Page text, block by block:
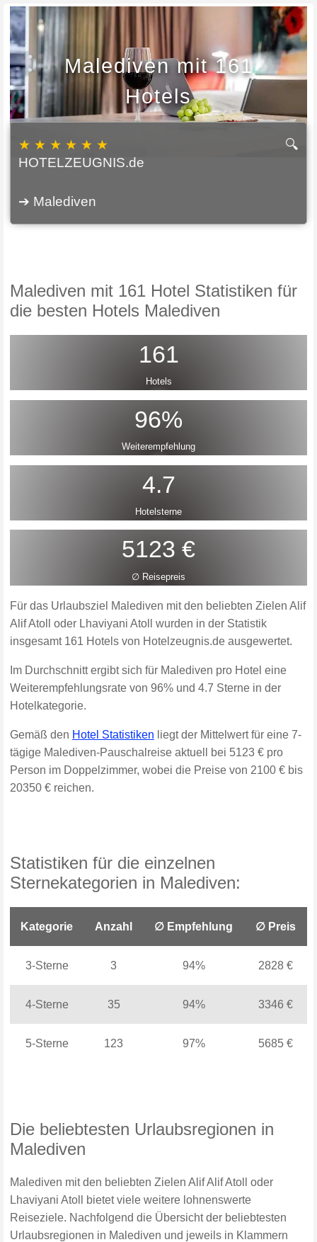
Malediven mit 161
Hotels
🔍
★ ★ ★ ★ ★ ★
HOTELZEUGNIS.de
➔ Malediven
Malediven mit 161 Hotel Statistiken für
die besten Hotels Malediven
161
Hotels
96%
Weiterempfehlung
4.7
Hotelsterne
5123 €
∅ Reisepreis
Für das Urlaubsziel Malediven mit den beliebten Zielen Alif
Alif Atoll oder Lhaviyani Atoll wurden in der Statistik
insgesamt 161 Hotels von Hotelzeugnis.de ausgewertet.
Im Durchschnitt ergibt sich für Malediven pro Hotel eine
Weiterempfehlungsrate von 96% und 4.7 Sterne in der
Hotelkategorie.
Gemäß den Hotel Statistiken liegt der Mittelwert für eine 7-
tägige Malediven-Pauschalreise aktuell bei 5123 € pro
Person im Doppelzimmer, wobei die Preise von 2100 € bis
20350 € reichen.
Statistiken für die einzelnen
Sternekategorien in Malediven:
Kategorie Anzahl ∅ Empfehlung ∅ Preis
3-Sterne 3 94% 2828 €
4-Sterne 35 94% 3346 €
5-Sterne 123 97% 5685 €
Die beliebtesten Urlaubsregionen in
Malediven
Malediven mit den beliebten Zielen Alif Alif Atoll oder
Lhaviyani Atoll bietet viele weitere lohnenswerte
Reiseziele. Nachfolgend die Übersicht der beliebtesten
Urlaubsregionen in Malediven und jeweils in Klammern